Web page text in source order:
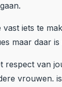
iets te
maar daar is
respect van
vrouwen.